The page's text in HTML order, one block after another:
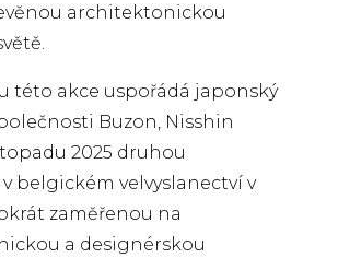
architektonickou
této akce uspořádá japonský
Buzon, Nisshin
2025 druhou
belgickém velvyslanectví v
zaměřenou na
a designérskou